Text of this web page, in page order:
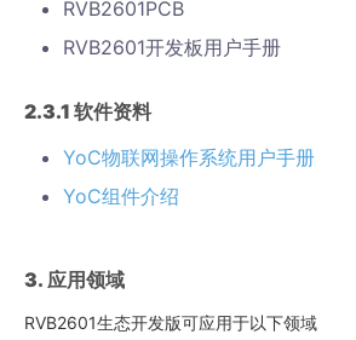
RVB2601PCB
RVB2601开发板用户手册
2.3.1 软件资料
YoC物联网操作系统用户手册
YoC组件介绍
3. 应用领域
RVB2601生态开发版可应用于以下领域